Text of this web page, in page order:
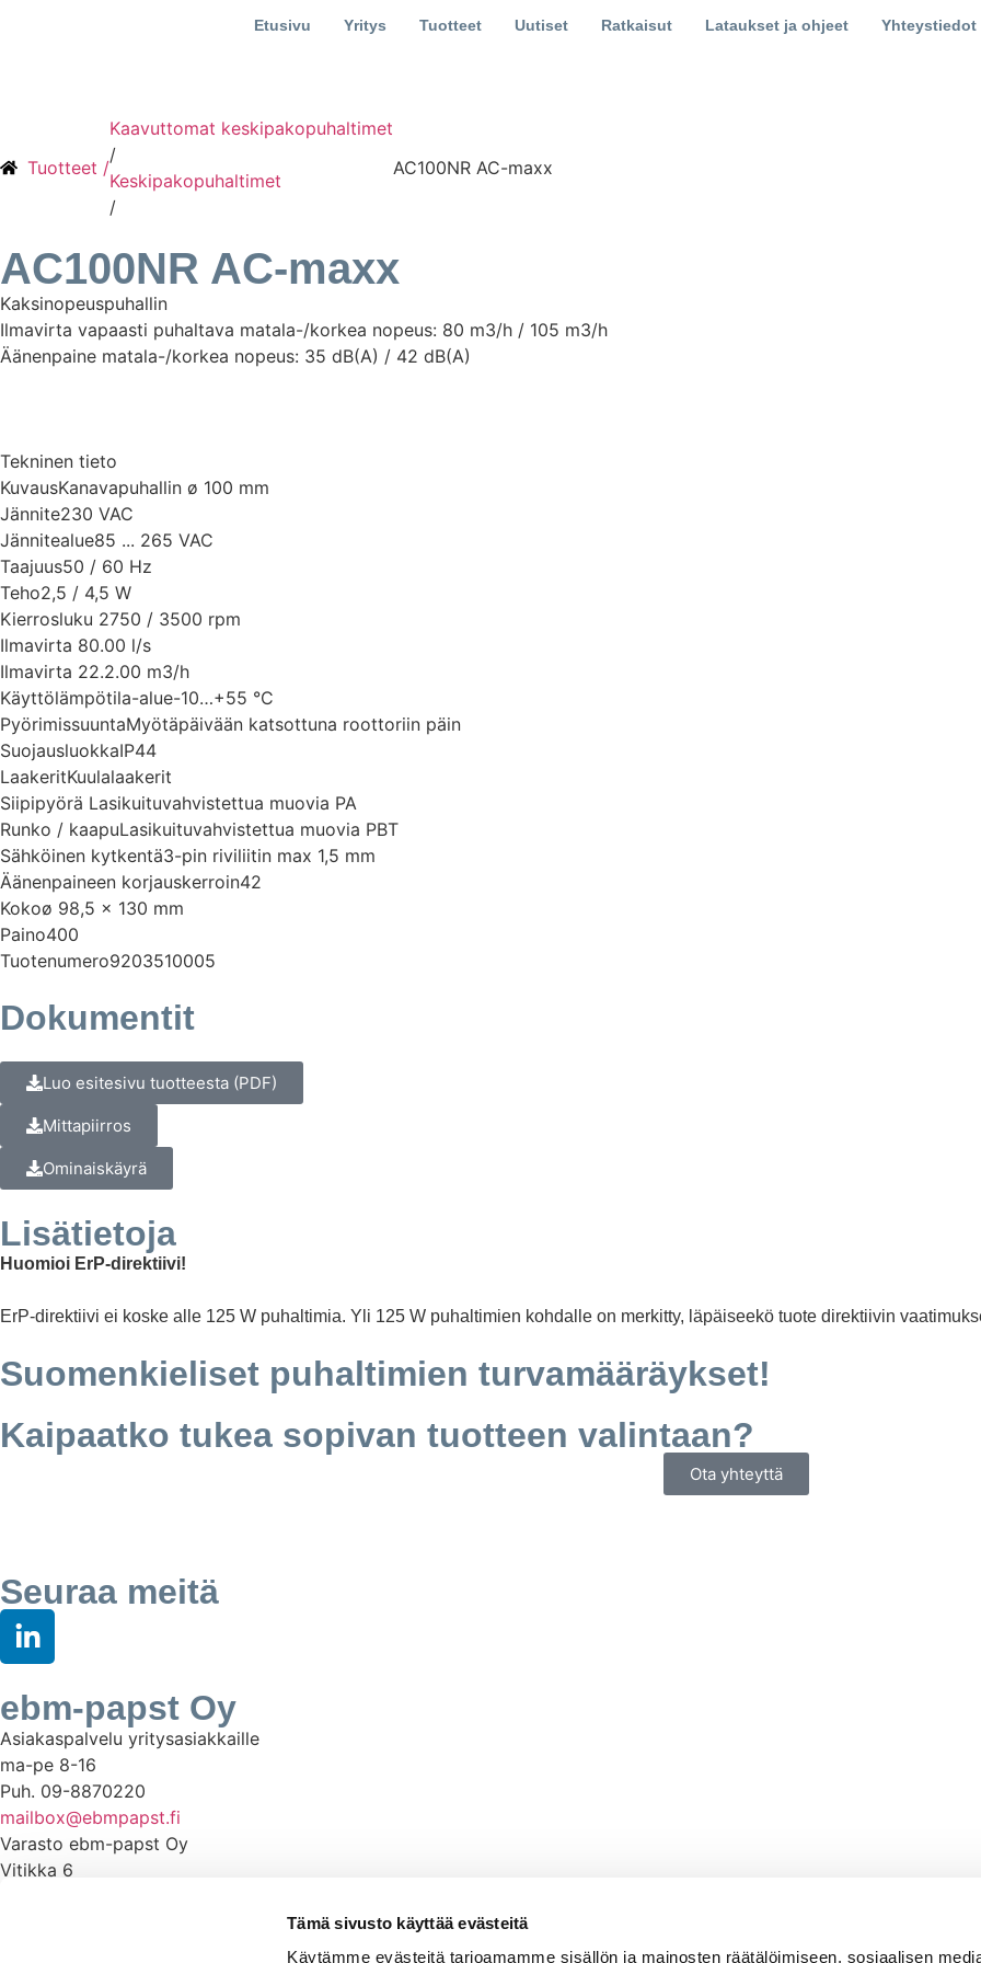
Tämä sivusto käyttää evästeitä
Käytämme evästeitä tarjoamamme sisällön ja mainosten räätälöimiseen, sosiaalisen
Etusivu Yritys Tuotteet Uutiset Ratkaisut Lataukset ja ohjeet Yhteystiedot
Tuotteet /
Kaavuttomat keskipakopuhaltimet
/
Keskipakopuhaltimet
/
AC100NR AC-maxx
AC100NR AC-maxx
Kaksinopeuspuhallin
Ilmavirta vapaasti puhaltava matala-/korkea nopeus: 80 m3/h / 105 m3/h
Äänenpaine matala-/korkea nopeus: 35 dB(A) / 42 dB(A)
Tekninen tieto
KuvausKanavapuhallin ø 100 mm
Jännite230 VAC
Jännitealue85 ... 265 VAC
Taajuus50 / 60 Hz
Teho2,5 / 4,5 W
Kierrosluku 2750 / 3500 rpm
Ilmavirta 80.00 l/s
Ilmavirta 22.2.00 m3/h
Käyttölämpötila-alue-10…+55 °C
PyörimissuuntaMyötäpäivään katsottuna roottoriin päin
SuojausluokkaIP44
LaakeritKuulalaakerit
Siipipyörä Lasikuituvahvistettua muovia PA
Runko / kaapuLasikuituvahvistettua muovia PBT
Sähköinen kytkentä3-pin riviliitin max 1,5 mm
Äänenpaineen korjauskerroin42
Kokoø 98,5 x 130 mm
Paino400
Tuotenumero9203510005
Dokumentit
Luo esitesivu tuotteesta (PDF)
Mittapiirros
Ominaiskäyrä
Lisätietoja
Huomioi ErP-direktiivi!
ErP-direktiivi ei koske alle 125 W puhaltimia. Yli 125 W puhaltimien kohdalle on merkitty, läpäiseekö tuote direktiivin
Suomenkieliset puhaltimien turvamääräykset!
Kaipaatko tukea sopivan tuotteen valintaan?
Ota yhteyttä
Seuraa meitä
ebm-papst Oy
Asiakaspalvelu yritysasiakkaille
ma-pe 8-16
Puh. 09-8870220
mailbox@ebmpapst.fi
Varasto ebm-papst Oy
Vitikka 6